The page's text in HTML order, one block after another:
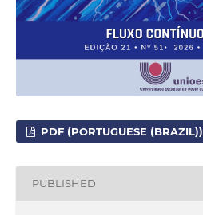
PDF (PORTUGUESE (BRAZIL))
PUBLISHED